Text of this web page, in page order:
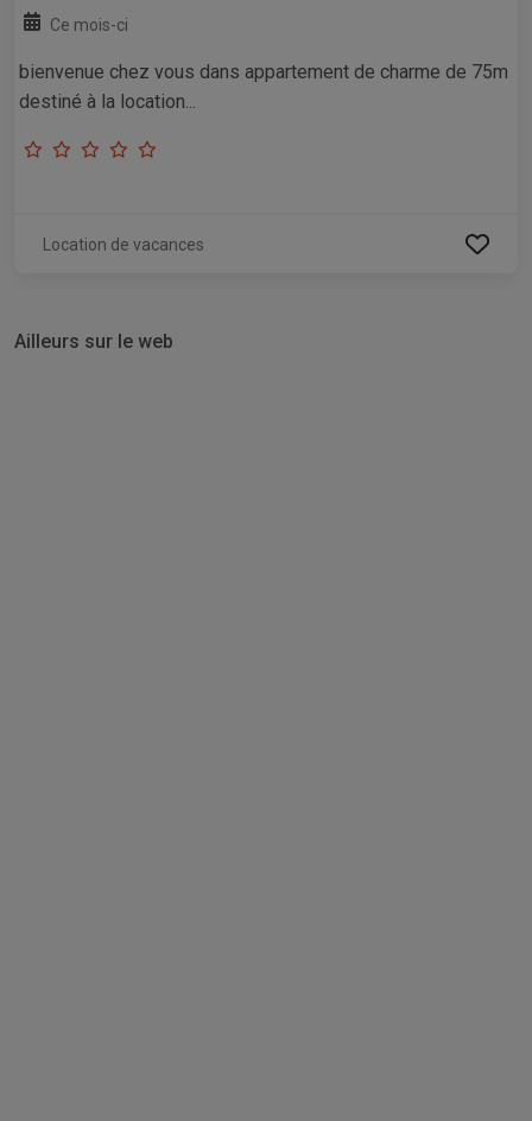
Ce mois-ci
bienvenue chez vous dans appartement de charme de 75m
destiné à la location...
Location de vacances
Ailleurs sur le web